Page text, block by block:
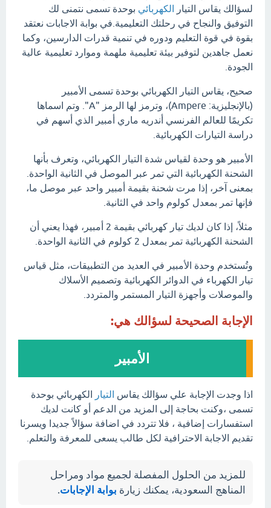
لسؤالك يقاس التيار الكهربائي بوحدة تسمى نتمنى لك
التوفيق والنجاح في رحلتك التعليمية.في بوابة الاجابات نعتقد
بقوة في قوة التعليم ودوره في تنمية قدرات الدارسين، وكما
نعمل جاهدين لتوفير بيئة تعليمية ملهمة وموارد تعليمية عالية
الجودة.
صحيح، يقاس التيار الكهربائي بوحدة تسمى الأمبير
(بالإنجليزية: Ampere)، وترمز لها الرمز "A". وتم اسماها
تكريمًا للعالم الفرنسي أندريه ماري أمبير الذي أسهم في
دراسة التيارات الكهربائية.
الأمبير هو وحدة لقياس شدة التيار الكهربائي، وتعرف بأنها
الشحنة الكهربائية التي تمر عبر الموصل في الثانية الواحدة.
بمعنى آخر، إذا مرت شحنة بقيمة أمبير واحد عبر موصل ما،
فإنها تمر بمعدل كولوم واحد في الثانية.
مثلاً، إذا كان لديك تيار كهربائي بقيمة 2 أمبير، فهذا يعني أن
الشحنة الكهربائية تمر بمعدل 2 كولوم في الثانية الواحدة.
وتُستخدم وحدة الأمبير في العديد من التطبيقات، مثل قياس
تيار الكهرباء في الدوائر الكهربائية وتصميم الأسلاك
والموصلات وأجهزة التيار المستمر والمتردد.
الإجابة الصحيحة لسؤالك هي:
الأمبير
اذا وجدت الإجابة علي سؤالك يقاس التيار الكهربائي بوحدة
تسمى ،وكنت بحاجة إلى المزيد من الدعم أو كانت لديك
استفسارات إضافية ، فلا تتردد في اضافة سؤالاً جديدا ويسرنا
تقديم الاجابة الاحترافية لكل طالب يسعى للمعرفة والتعلم.
للمزيد من الحلول المفصلة لجميع مواد ومراحل
المناهج السعودية، يمكنك زيارة بوابة الإجابات.